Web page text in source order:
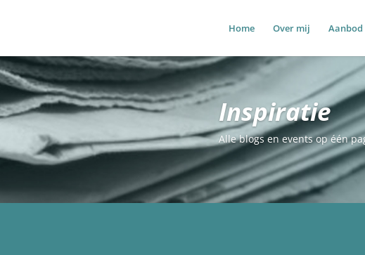
Home Over mij Aanbod
Inspiratie
Alle blogs en events op één